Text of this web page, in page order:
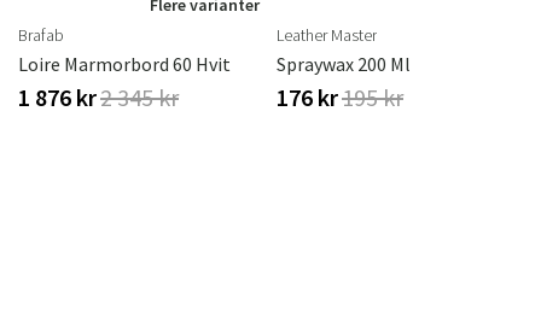
Flere varianter
Brafab
Loire Marmorbord 60 Hvit
1 876 kr2 345 kr
Leather Master
Spraywax 200 Ml
176 kr195 kr